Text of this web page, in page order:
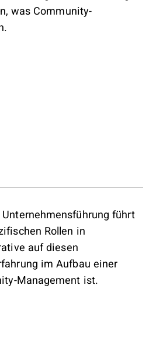
was Community-
führt
Rollen in
auf diesen
im Aufbau einer
Management ist.